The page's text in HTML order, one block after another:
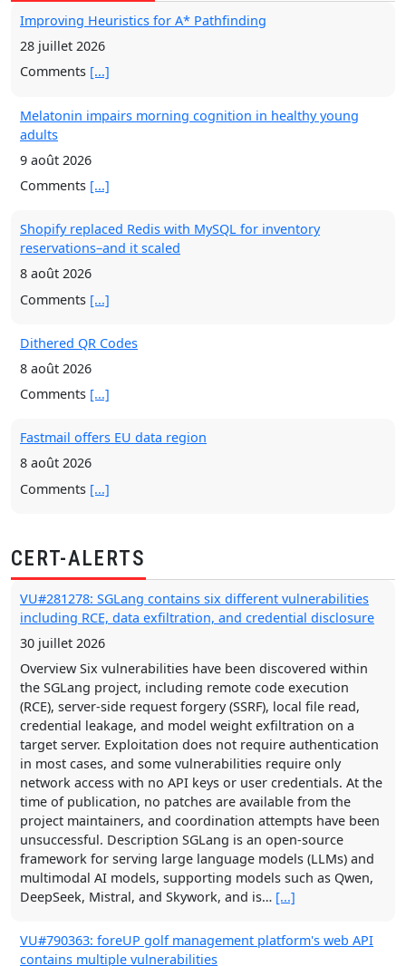
28 juillet 2026
Comments[...]
adults
9 août 2026
Comments[...]
reservations–and it scaled
8 août 2026
Comments[...]
8 août 2026
Comments[...]
8 août 2026
Comments[...]
Comments[...]
Incentives are for losers
9 août 2026
Comments[...]
The original URL for this prediction will no longer be
available in 11 years (2011)
9 août 2026
Comments[...]
My server is a phone now
8 août 2026
Comments [...]
Microsoft Word for Windows 1.1a, Native X64 Port
Comments[...]
CERT-ALERTS
30 juillet 2026
Overview Six vulnerabilities have been discovered within
the SGLang project, including remote code execution
(RCE), server-side request forgery (SSRF), local file read,
credential leakage, and model weight exfiltration on a
target server. Exploitation does not require authentication
in most cases, and some vulnerabilities require only
network access with no API keys or user credentials. At the
time of publication, no patches are available from the
project maintainers, and coordination attempts have been
unsuccessful. Description SGLang is an open-source
framework for serving large language models (LLMs) and
multimodal AI models, supporting models such as Qwen,
DeepSeek, Mistral, and Skywork, and is…[...]
VU#790363: foreUP golf management platform's web API
contains multiple vulnerabilities
30 juillet 2026
Golf Compete foreUP. The first exposes the merchant,
Finix, API credentials directly in customer record